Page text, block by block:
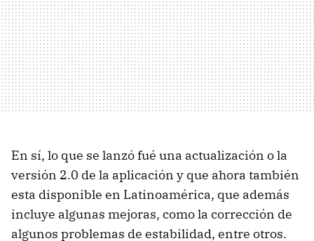
En sí, lo que se lanzó fué una actualización o la
versión 2.0 de la aplicación y que ahora también
esta disponible en Latinoamérica, que además
incluye algunas mejoras, como la corrección de
algunos problemas de estabilidad, entre otros.